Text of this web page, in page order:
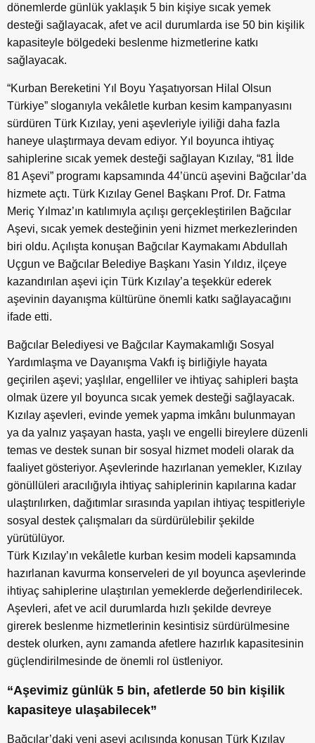
dönemlerde günlük yaklaşık 5 bin kişiye sıcak yemek
desteği sağlayacak, afet ve acil durumlarda ise 50 bin kişilik
kapasiteyle bölgedeki beslenme hizmetlerine katkı
sağlayacak.
“Kurban Bereketini Yıl Boyu Yaşatıyorsan Hilal Olsun
Türkiye” sloganıyla vekâletle kurban kesim kampanyasını
sürdüren Türk Kızılay, yeni aşevleriyle iyiliği daha fazla
haneye ulaştırmaya devam ediyor. Yıl boyunca ihtiyaç
sahiplerine sıcak yemek desteği sağlayan Kızılay, “81 İlde
81 Aşevi” programı kapsamında 44’üncü aşevini Bağcılar’da
hizmete açtı. Türk Kızılay Genel Başkanı Prof. Dr. Fatma
Meriç Yılmaz’ın katılımıyla açılışı gerçekleştirilen Bağcılar
Aşevi, sıcak yemek desteğinin yeni hizmet merkezlerinden
biri oldu. Açılışta konuşan Bağcılar Kaymakamı Abdullah
Uçgun ve Bağcılar Belediye Başkanı Yasin Yıldız, ilçeye
kazandırılan aşevi için Türk Kızılay’a teşekkür ederek
aşevinin dayanışma kültürüne önemli katkı sağlayacağını
ifade etti.
Bağcılar Belediyesi ve Bağcılar Kaymakamlığı Sosyal
Yardımlaşma ve Dayanışma Vakfı iş birliğiyle hayata
geçirilen aşevi; yaşlılar, engelliler ve ihtiyaç sahipleri başta
olmak üzere yıl boyunca sıcak yemek desteği sağlayacak.
Kızılay aşevleri, evinde yemek yapma imkânı bulunmayan
ya da yalnız yaşayan hasta, yaşlı ve engelli bireylere düzenli
temas ve destek sunan bir sosyal hizmet modeli olarak da
faaliyet gösteriyor. Aşevlerinde hazırlanan yemekler, Kızılay
gönüllüleri aracılığıyla ihtiyaç sahiplerinin kapılarına kadar
ulaştırılırken, dağıtımlar sırasında yapılan ihtiyaç tespitleriyle
sosyal destek çalışmaları da sürdürülebilir şekilde
yürütülüyor.
Türk Kızılay’ın vekâletle kurban kesim modeli kapsamında
hazırlanan kavurma konserveleri de yıl boyunca aşevlerinde
ihtiyaç sahiplerine ulaştırılan yemeklerde değerlendirilecek.
Aşevleri, afet ve acil durumlarda hızlı şekilde devreye
girerek beslenme hizmetlerinin kesintisiz sürdürülmesine
destek olurken, aynı zamanda afetlere hazırlık kapasitesinin
güçlendirilmesinde de önemli rol üstleniyor.
“Aşevimiz günlük 5 bin, afetlerde 50 bin kişilik
kapasiteye ulaşabilecek”
Bağcılar’daki yeni aşevi açılışında konuşan Türk Kızılay